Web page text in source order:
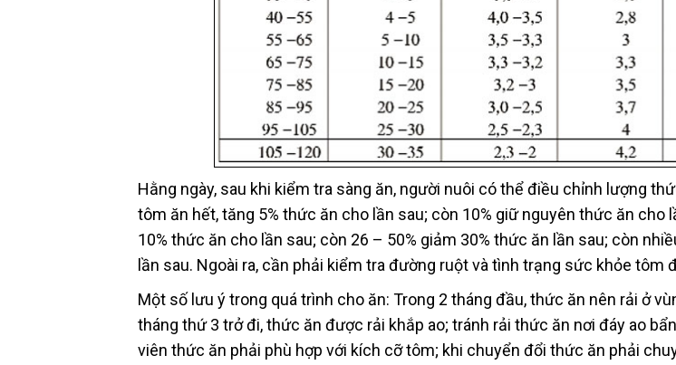
Hằng ngày, sau khi kiểm tra sàng ăn, người nuôi có thể điều chỉnh lượng
tôm ăn hết, tăng 5% thức ăn cho lần sau; còn 10% giữ nguyên thức ăn cho
10% thức ăn cho lần sau; còn 26 – 50% giảm 30% thức ăn lần sau; còn
lần sau. Ngoài ra, cần phải kiểm tra đường ruột và tình trạng sức khỏe tôm
Một số lưu ý trong quá trình cho ăn: Trong 2 tháng đầu, thức ăn nên rải ở
tháng thứ 3 trở đi, thức ăn được rải khắp ao; tránh rải thức ăn nơi đáy ao
viên thức ăn phải phù hợp với kích cỡ tôm; khi chuyển đổi thức ăn phải